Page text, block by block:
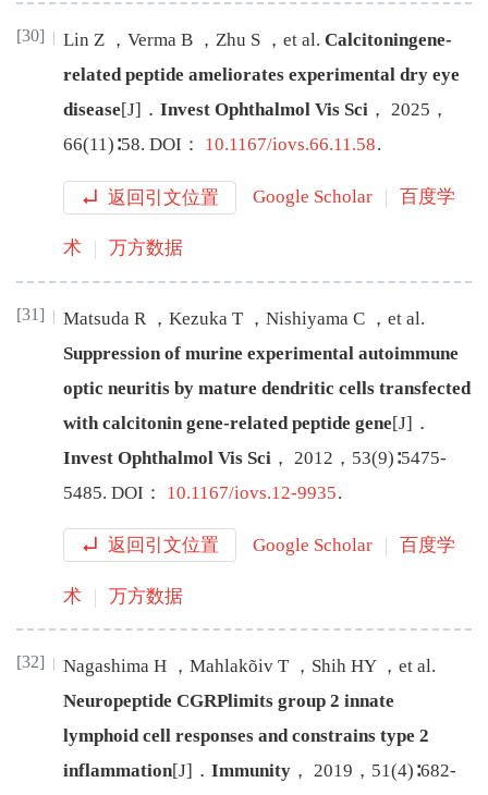
[30] Lin Z ， Verma B ， Zhu S ， et al. Calcitoningene-
related peptide ameliorates experimental dry eye
disease[J] ． Invest Ophthalmol Vis Sci ， 2025 ，
66(11)∶58. DOI： 10.1167/iovs.66.11.58.
返回引文位置 Google Scholar 百度学
术 万方数据
[31] Matsuda R ， Kezuka T ， Nishiyama C ， et al.
Suppression of murine experimental autoimmune
optic neuritis by mature dendritic cells transfected
with calcitonin gene-related peptide gene[J] ．
Invest Ophthalmol Vis Sci ， 2012 ， 53(9)∶5475-
5485. DOI： 10.1167/iovs.12-9935.
返回引文位置 Google Scholar 百度学
术 万方数据
[32] Nagashima H ， Mahlakõiv T ， Shih HY ， et al.
Neuropeptide CGRPlimits group 2 innate
lymphoid cell responses and constrains type 2
inflammation[J] ． Immunity ， 2019 ， 51(4)∶682-